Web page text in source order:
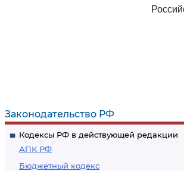
Законодательство РФ
Кодексы РФ в действующей редакции
АПК РФ
Бюджетный кодекс